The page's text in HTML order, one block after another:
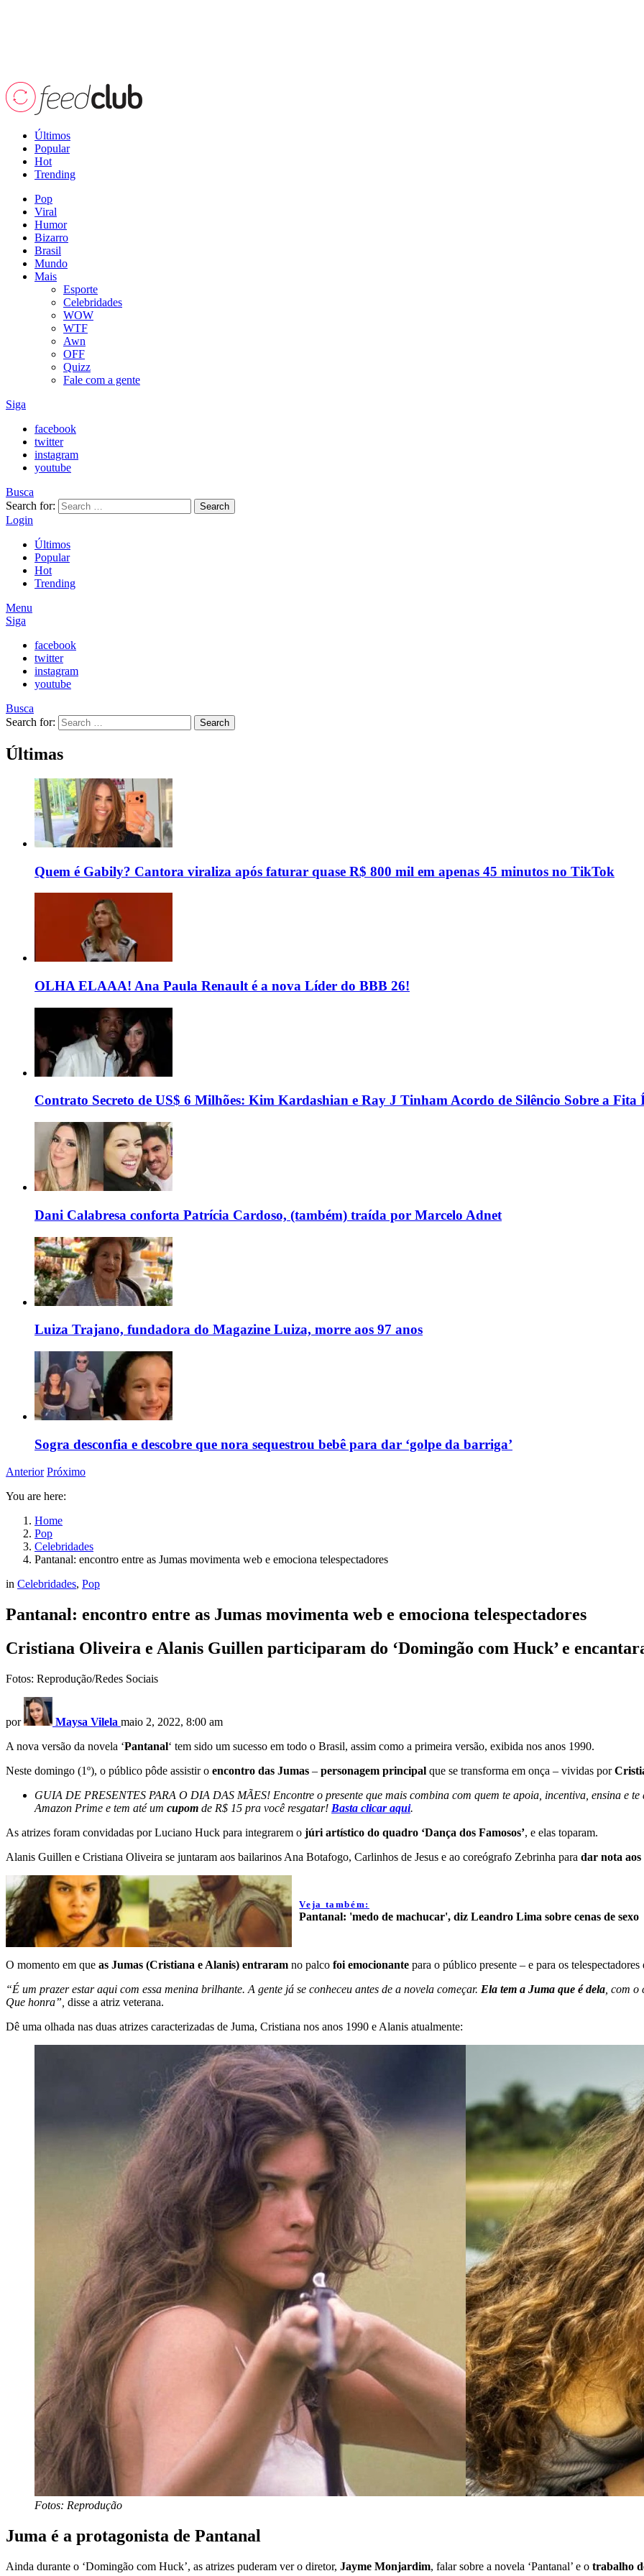
Últimos
Popular
Hot
Trending
Pop
Viral
Humor
Bizarro
Brasil
Mundo
Mais
Esporte
Celebridades
WOW
WTF
Awn
OFF
Quizz
Fale com a gente
Siga
facebook
twitter
instagram
youtube
Busca
Search for:
Search
Login
Últimos
Popular
Hot
Trending
Menu
Siga
facebook
twitter
instagram
youtube
Busca
Search for:
Search
Últimas
Quem é Gabily? Cantora viraliza após faturar quase R$ 800 mil em apenas 45 minutos no TikTok
OLHA ELAAA! Ana Paula Renault é a nova Líder do BBB 26!
Contrato Secreto de US$ 6 Milhões: Kim Kardashian e Ray J Tinham Acordo de Silêncio Sobre a Fita
Dani Calabresa conforta Patrícia Cardoso, (também) traída por Marcelo Adnet
Luiza Trajano, fundadora do Magazine Luiza, morre aos 97 anos
Sogra desconfia e descobre que nora sequestrou bebê para dar ‘golpe da barriga’
Anterior Próximo
You are here:
Home
Pop
Celebridades
Pantanal: encontro entre as Jumas movimenta web e emociona telespectadores
in Celebridades, Pop
Pantanal: encontro entre as Jumas movimenta web e emociona telespectadores
Cristiana Oliveira e Alanis Guillen participaram do ‘Domingão com Huck’ e
Fotos: Reprodução/Redes Sociais
por Maysa Vilela maio 2, 2022, 8:00 am
A nova versão da novela ‘Pantanal‘ tem sido um sucesso em todo o Brasil, assim como a primeira versão, exibida nos anos 1990.
Neste domingo (1º), o público pôde assistir o encontro das Jumas – personagem principal que se transforma em onça – vividas por
GUIA DE PRESENTES PARA O DIA DAS MÃES! Encontre o presente que mais combina com quem te apoia, incentiva, ensina e
Amazon Prime e tem até um cupom de R$ 15 pra você resgatar! Basta clicar aqui.
As atrizes foram convidadas por Luciano Huck para integrarem o júri artístico do quadro ‘Dança dos Famosos’, e elas toparam.
Alanis Guillen e Cristiana Oliveira se juntaram aos bailarinos Ana Botafogo, Carlinhos de Jesus e ao coreógrafo Zebrinha para dar nota
Veja também:
Pantanal: 'medo de machucar', diz Leandro Lima sobre cenas de sexo
O momento em que as Jumas (Cristiana e Alanis) entraram no palco foi emocionante para o público presente – e para os
“É um prazer estar aqui com essa menina brilhante. A gente já se conheceu antes de a novela começar. Ela tem a Juma que é dela , com
Que honra”, disse a atriz veterana.
Dê uma olhada nas duas atrizes caracterizadas de Juma, Cristiana nos anos 1990 e Alanis atualmente:
Fotos: Reprodução
Juma é a protagonista de Pantanal
Ainda durante o ‘Domingão com Huck’, as atrizes puderam ver o diretor, Jayme Monjardim, falar sobre a novela ‘Pantanal’ e o trabalho